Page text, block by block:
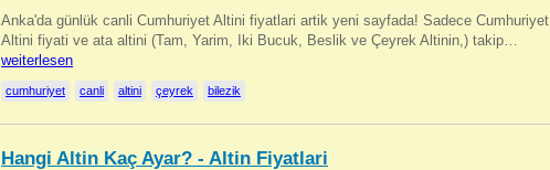
Anka'da günlük canli Cumhuriyet Altini fiyatlari artik yeni sayfada! Sadece Cumhuriyet
Altini fiyati ve ata altini (Tam, Yarim, Iki Bucuk, Beslik ve Çeyrek Altinin,) takip…
weiterlesen
cumhuriyet canli altini çeyrek bilezik
Hangi Altin Kaç Ayar? - Altin Fiyatlari